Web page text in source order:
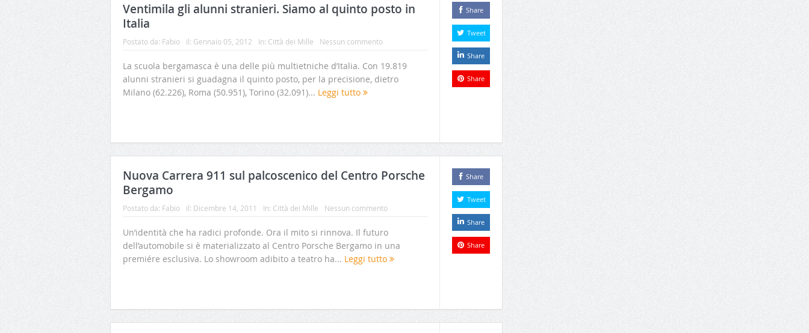
Ventimila gli alunni stranieri. Siamo al quinto posto in
Italia
Postato da: Fabio il: Gennaio 05, 2012 In: Città dei Mille Nessun commento
La scuola bergamasca è una delle più multietniche d’Italia. Con 19.819
alunni stranieri si guadagna il quinto posto, per la precisione, dietro
Milano (62.226), Roma (50.951), Torino (32.091)... Leggi tutto
Share
Tweet
Share
Share
Nuova Carrera 911 sul palcoscenico del Centro Porsche
Bergamo
Postato da: Fabio il: Dicembre 14, 2011 In: Città dei Mille Nessun commento
Un’identità che ha radici profonde. Ora il mito si rinnova. Il futuro
dell’automobile si è materializzato al Centro Porsche Bergamo in una
premiére esclusiva. Lo showroom adibito a teatro ha... Leggi tutto
Share
Tweet
Share
Share